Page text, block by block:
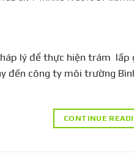
lý để thực hiện trám
đến công ty môi trường
CONTINUE